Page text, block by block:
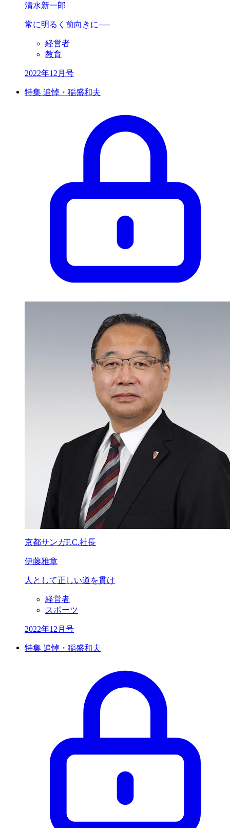
清水新一郎
常に明るく前向きに──
経営者
教育
2022年12月号
特集 追悼・稲盛和夫
京都サンガF.C.社長
伊藤雅章
人として正しい道を貫け
経営者
スポーツ
2022年12月号
特集 追悼・稲盛和夫